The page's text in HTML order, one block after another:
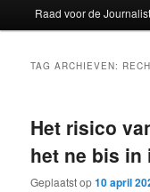
Raad voor de
TAG ARCHIEVEN:
Het risico
het ne bis in
Geplaatst op10 april